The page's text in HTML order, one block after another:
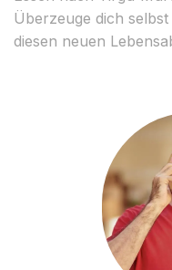
Überzeuge dich
diesen neuen